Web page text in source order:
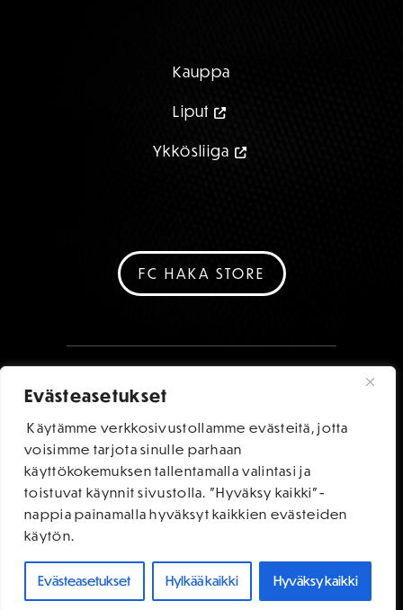
Evästeasetukset
Käytämme verkkosivustollamme evästeitä, jotta
voisimme tarjota sinulle parhaan
käyttökokemuksen tallentamalla valintasi ja
toistuvat käynnit sivustolla. "Hyväksy kaikki"-
nappia painamalla hyväksyt kaikkien evästeiden
käytön.
Evästeasetukset Hylkää kaikki Hyväksy kaikki
OSTA LIPUT
Kauppa
Liput
Ykkösliiga
FC HAKA STORE